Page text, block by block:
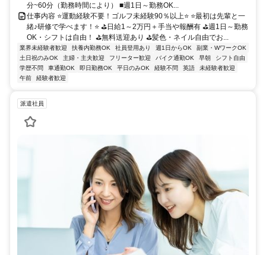
分~60分（勤務時間により） ■週1日～勤務OK...
仕事内容 ⭐運動経験不要！ゴルフ未経験90％以上⭐ ⭐最初は先輩と一
緒♪研修で学べます！⭐ ⛳日給1～2万円＋手当や報酬有 ⛳週1日～勤務
OK・シフトは自由！ ⛳無料送迎あり ⛳髪色・ネイル自由でお...
業界未経験者歓迎 扶養内勤務OK 社員登用あり 週1日からOK
副業・WワークOK
土日祝のみOK
主婦・主夫歓迎 フリーター歓迎 バイク通勤OK 早朝
シフト自由
学歴不問
車通勤OK 即日勤務OK 平日のみOK 経験不問 英語
未経験者歓迎
午前
経験者歓迎
派遣社員